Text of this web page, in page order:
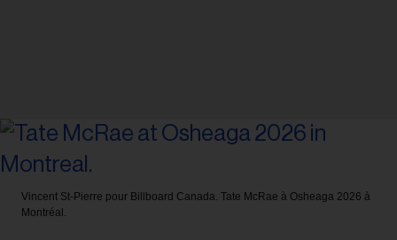
Vincent St-Pierre pour Billboard Canada. Tate McRae à Osheaga 2026 à
Montréal.